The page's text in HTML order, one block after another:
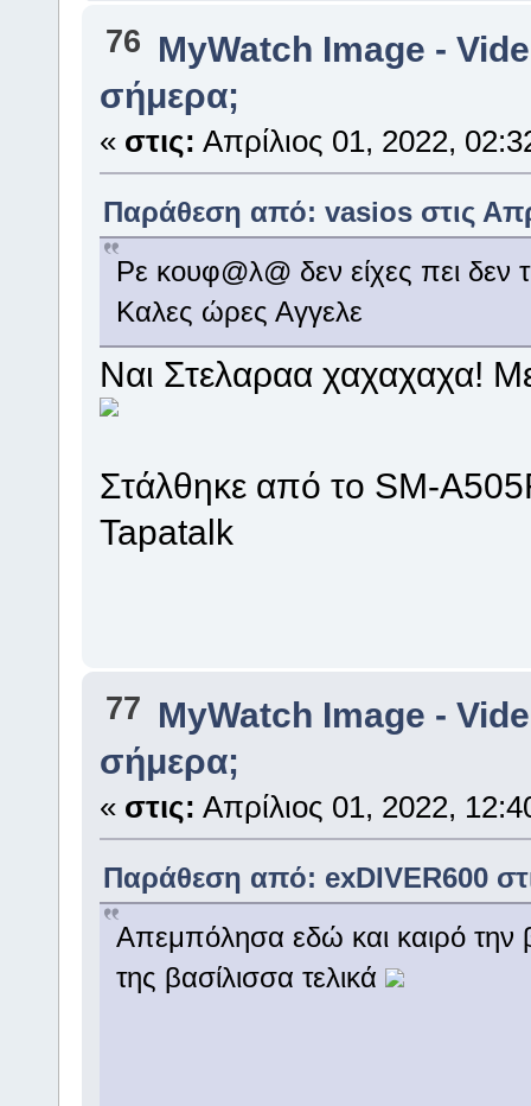
76 MyWatch Ιmage -
σήμερα;
« στις: Απρίλιος 01, 2022,
Παράθεση από: vasios στις
Ρε κουφ@λ@ δεν είχες πει δεν
Καλες ώρες Αγγελε
Ναι Στελαραα χαχαχαχα!
Στάλθηκε από το SM-
Tapatalk
77 MyWatch Ιmage -
σήμερα;
« στις: Απρίλιος 01, 2022,
Παράθεση από: exDIVER600
Απεμπόλησα εδώ και καιρό την
της βασίλισσα τελικά